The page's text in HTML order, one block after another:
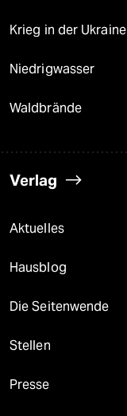
Krieg in der Ukraine
Niedrigwasser
Waldbrände
Verlag
Aktuelles
Hausblog
Die Seitenwende
Stellen
Presse